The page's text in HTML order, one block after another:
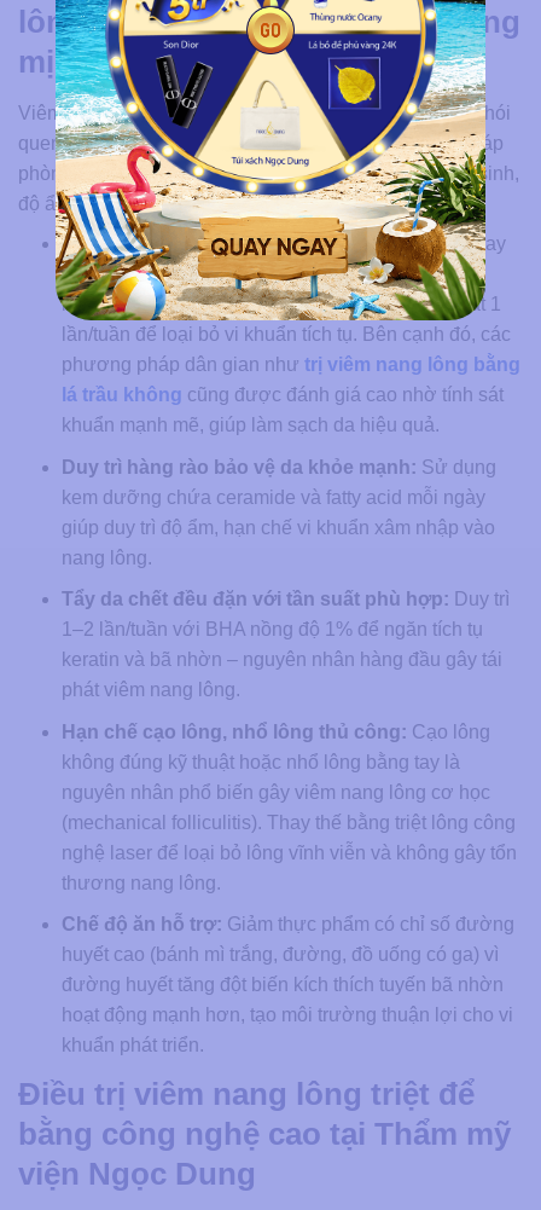
lông tái phát và duy trì làn da láng
mịn
Viêm nang lông có tỷ lệ tái phát cao nếu không duy trì thói
quen chăm sóc da đúng cách sau điều trị. Các biện pháp
phòng ngừa hiệu quả tập trung vào 3 yếu tố chính: vệ sinh,
độ ẩm da và lựa chọn sản phẩm.
Duy trì vệ sinh vùng da thường xuyên:Tắm ngay
sau khi đổ mồ hôi nhiều, thay quần áo thoáng khí
hàng ngày và giặt khăn mặt, ga trải giường ít nhất 1
lần/tuần để loại bỏ vi khuẩn tích tụ. Bên cạnh đó, các
phương pháp dân gian như trị viêm nang lông bằng
lá trầu không cũng được đánh giá cao nhờ tính sát
khuẩn mạnh mẽ, giúp làm sạch da hiệu quả.
Duy trì hàng rào bảo vệ da khỏe mạnh: Sử dụng
kem dưỡng chứa ceramide và fatty acid mỗi ngày
giúp duy trì độ ẩm, hạn chế vi khuẩn xâm nhập vào
nang lông.
Tẩy da chết đều đặn với tần suất phù hợp: Duy trì
1–2 lần/tuần với BHA nồng độ 1% để ngăn tích tụ
keratin và bã nhờn – nguyên nhân hàng đầu gây tái
phát viêm nang lông.
Hạn chế cạo lông, nhổ lông thủ công: Cạo lông
không đúng kỹ thuật hoặc nhổ lông bằng tay là
nguyên nhân phổ biến gây viêm nang lông cơ học
(mechanical folliculitis). Thay thế bằng triệt lông công
nghệ laser để loại bỏ lông vĩnh viễn và không gây tổn
thương nang lông.
Chế độ ăn hỗ trợ: Giảm thực phẩm có chỉ số đường
huyết cao (bánh mì trắng, đường, đồ uống có ga) vì
đường huyết tăng đột biến kích thích tuyến bã nhờn
hoạt động mạnh hơn, tạo môi trường thuận lợi cho vi
khuẩn phát triển.
Điều trị viêm nang lông triệt để
bằng công nghệ cao tại Thẩm mỹ
viện Ngọc Dung